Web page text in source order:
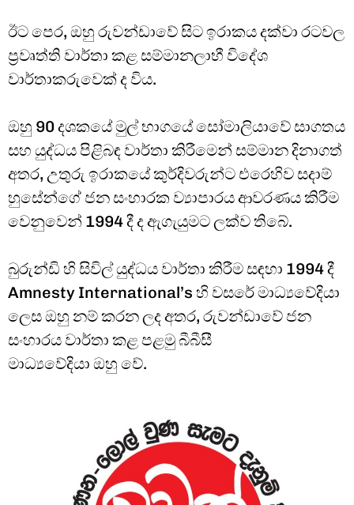
ඊට පෙර, ඔහු රුවන්ඩාවේ සිට ඉරාකය දක්වා රටවල
ප්‍රවෘත්ති වාර්තා කළ සම්මානලාභී විදේශ
වාර්තාකරුවෙක් ද විය.
ඔහු 90 දශකයේ මුල් භාගයේ සෝමාලියාවේ සාගතය
සහ යුද්ධය පිළිබඳ වාර්තා කිරීමෙන් සම්මාන දිනාගත්
අතර, උතුරු ඉරාකයේ කුර්දිවරුන්ට එරෙහිව සදාම්
හුසේන්ගේ ජන සංහාරක ව්‍යාපාරය ආවරණය කිරීම
වෙනුවෙන් 1994 දී ද ඇගැයුමට ලක්ව තිබේ.
බුරුන්ඩි හි සිවිල් යුද්ධය වාර්තා කිරීම සඳහා 1994 දී
Amnesty International’s හි වසරේ මාධ්‍යවේදියා
ලෙස ඔහු නම් කරන ලද අතර, රුවන්ඩාවේ ජන
සංහාරය වාර්තා කළ පළමු බීබීසී
මාධ්‍යවේදියා ඔහු වේ.